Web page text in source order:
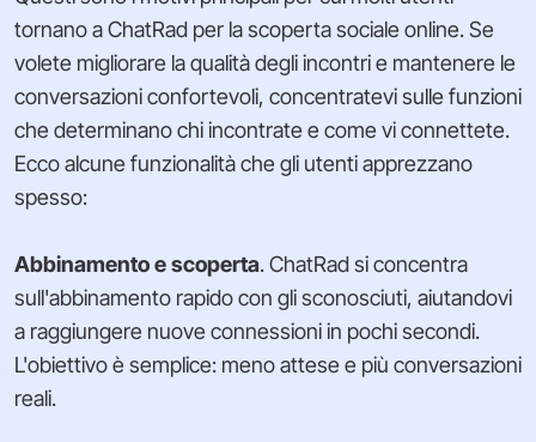
tornano a ChatRad per la scoperta sociale online. Se
volete migliorare la qualità degli incontri e mantenere le
conversazioni confortevoli, concentratevi sulle funzioni
che determinano chi incontrate e come vi connettete.
Ecco alcune funzionalità che gli utenti apprezzano
spesso:
Abbinamento e scoperta. ChatRad si concentra
sull'abbinamento rapido con gli sconosciuti, aiutandovi
a raggiungere nuove connessioni in pochi secondi.
L'obiettivo è semplice: meno attese e più conversazioni
reali.